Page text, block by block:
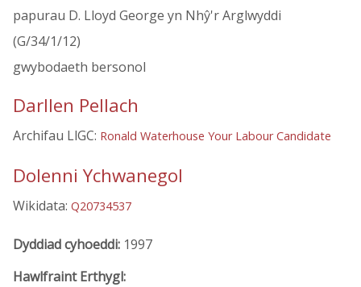
papurau D. Lloyd George yn Nhŷ'r Arglwyddi
(G/34/1/12)
gwybodaeth bersonol
Darllen Pellach
Archifau LlGC: Ronald Waterhouse Your Labour Candidate
Dolenni Ychwanegol
Wikidata: Q20734537
Dyddiad cyhoeddi: 1997
Hawlfraint Erthygl: